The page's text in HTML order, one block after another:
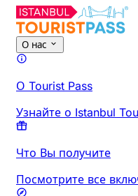
О нас
О Tourist Pass
Узнайте о Istanbul
Что Вы получите
Посмотрите все